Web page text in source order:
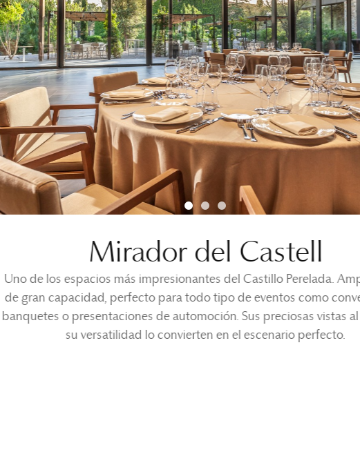
Mirador del Castell
Uno de los espacios más impresionantes del Castillo Perelada.
de gran capacidad, perfecto para todo tipo de eventos como
banquetes o presentaciones de automoción. Sus preciosas vistas
su versatilidad lo convierten en el escenario perfecto.